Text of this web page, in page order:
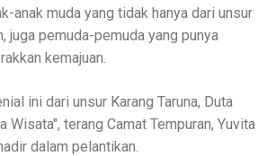
anak muda yang tidak hanya dari unsur
juga pemuda-pemuda yang punya
kemajuan.
ini dari unsur Karang Taruna, Duta
Wisata", terang Camat Tempuran, Yuvita
dalam pelantikan.